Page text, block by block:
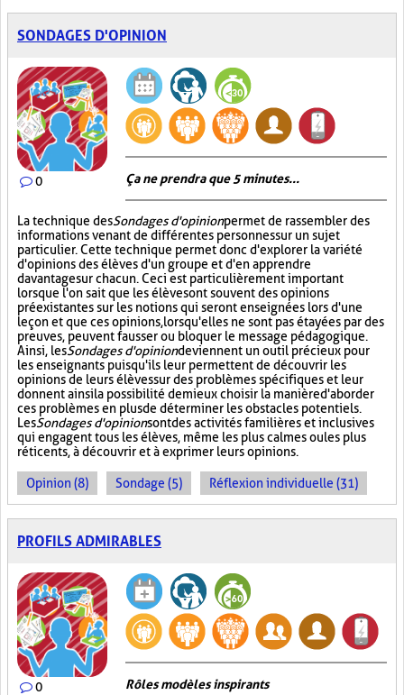
SONDAGES D'OPINION
0 Ça ne prendra que 5 minutes...
La technique desSondages d'opinionpermet de rassembler des
informations venant de différentes personnes sur un sujet
particulier. Cette technique permet donc d'explorer la variété
d'opinions des élèves d'un groupe et d'en apprendre
davantage sur chacun. Ceci est particulièrement important
lorsque l'on sait que les élèves ont souvent des opinions
préexistantes sur les notions qui seront enseignées lors d'une
leçon et que ces opinions, lorsqu'elles ne sont pas étayées par des
preuves, peuvent fausser ou bloquer le message pédagogique.
Ainsi, lesSondages d'opiniondeviennent un outil précieux pour
les enseignants puisqu'ils leur permettent de découvrir les
opinions de leurs élèves sur des problèmes spécifiques et leur
donnent ainsi la possibilité de mieux choisir la manière d'aborder
ces problèmes en plus de déterminer les obstacles potentiels.
LesSondages d'opinionsont des activités familières et inclusives
qui engagent tous les élèves, même les plus calmes ou les plus
réticents, à découvrir et à exprimer leurs opinions.
Opinion (8) Sondage (5) Réflexion individuelle (31)
PROFILS ADMIRABLES
0 Rôles modèles inspirants